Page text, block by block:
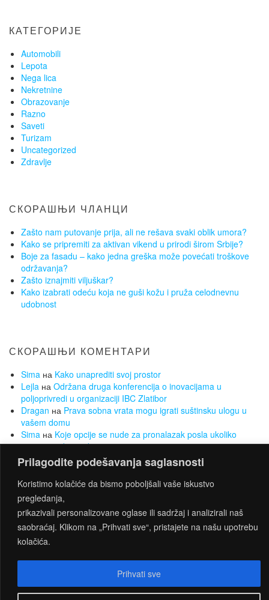
Prilagodite podešavanja saglasnosti
Koristimo kolačiće da bismo poboljšali vaše iskustvo
pregledanja,
prikazivali personalizovane oglase ili sadržaj i analizirali naš
saobraćaj. Klikom na „Prihvati sve“, pristajete na našu upotrebu
kolačića.
Prihvati sve
КАТЕГОРИЈЕ
Automobili
Lepota
Nega lica
Nekretnine
Obrazovanje
Razno
Saveti
Turizam
Uncategorized
Zdravlje
СКОРАШЊИ ЧЛАНЦИ
Zašto nam putovanje prija, ali ne rešava svaki oblik umora?
Kako se pripremiti za aktivan vikend u prirodi širom Srbije?
Boje za fasadu – kako jedna greška može povećati troškove
održavanja?
Zašto iznajmiti viljuškar?
Kako izabrati odeću koja ne guši kožu i pruža celodnevnu
udobnost
СКОРАШЊИ КОМЕНТАРИ
Sima на Kako unaprediti svoj prostor
Lejla на Održana druga konferencija o inovacijama u
poljoprivredi u organizaciji IBC Zlatibor
Dragan на Prava sobna vrata mogu igrati suštinsku ulogu u
vašem domu
Sima на Koje opcije se nude za pronalazak posla ukoliko
nemate radnog iskustva
SimaнаŽelite da smršate, a da Vam to ne bude opterećenje?
Za to su najbolji sobni bicikli
PROUDLY POWERED BYWORDPRESS |THEME:
CONNECTBY THEMES4WP